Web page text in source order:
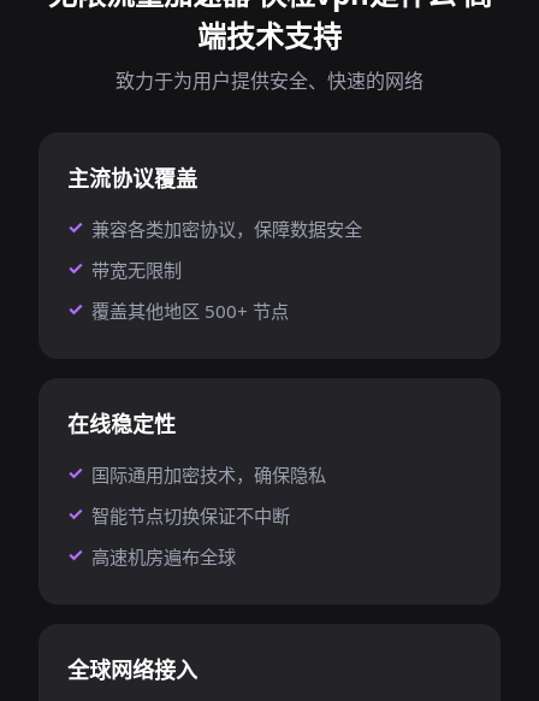
端技术支持
致力于为用户提供安全、快速的网络
主流协议覆盖
兼容各类加密协议，保障数据安全
带宽无限制
覆盖其他地区 500+ 节点
在线稳定性
国际通用加密技术，确保隐私
智能节点切换保证不中断
高速机房遍布全球
全球网络接入